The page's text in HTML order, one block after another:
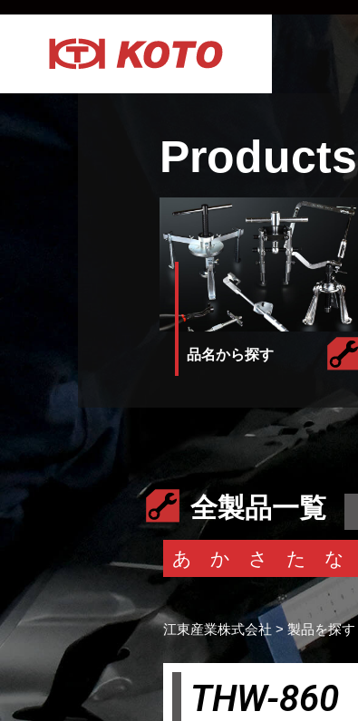
Products
品名から探す
全製品一覧
あ か さ た な
江東産業株式会社 > 製品を探す
THW-860